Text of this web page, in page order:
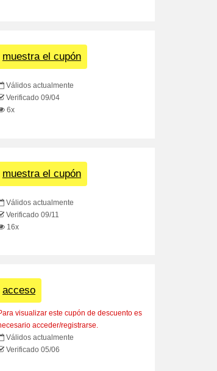
muestra el cupón
Válidos actualmente
Verificado 09/04
6x
muestra el cupón
Válidos actualmente
Verificado 09/11
16x
acceso
visualizar este cupón de descuento es
acceder/registrarse.
Válidos actualmente
Verificado 05/06